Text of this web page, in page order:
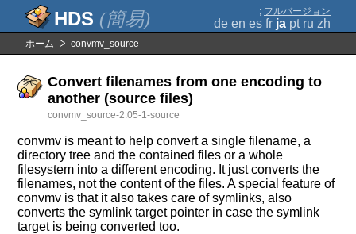
(簡易) ; フルバージョン
de en es fr ja pt ru zh
ホーム convmv_source
Convert filenames from one encoding to
another (source files)
convmv_source-2.05-1-source
convmv is meant to help convert a single filename, a
directory tree and the contained files or a whole
filesystem into a different encoding. It just converts the
filenames, not the content of the files. A special feature of
convmv is that it also takes care of symlinks, also
converts the symlink target pointer in case the symlink
target is being converted too.